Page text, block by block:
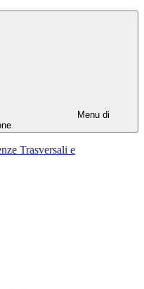
Menu di
Trasversali e